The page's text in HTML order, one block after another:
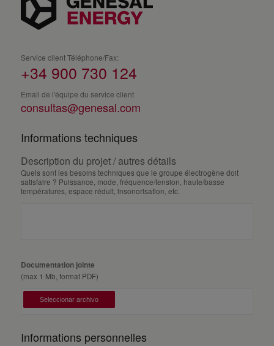
Service client Téléphone/Fax:
+34 900 730 124
Email de l'équipe du service client
consultas@genesal.com
Informations techniques
Description du projet / autres détails
Quels sont les besoins techniques que le groupe électrogène doit
satisfaire ? Puissance, mode, fréquence/tension, haute/basse
températures, espace réduit, insonorisation, etc.
Documentation jointe
(max 1 Mb, format PDF)
Informations personnelles